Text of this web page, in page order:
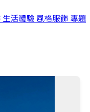
生活體驗 風格服飾 專題